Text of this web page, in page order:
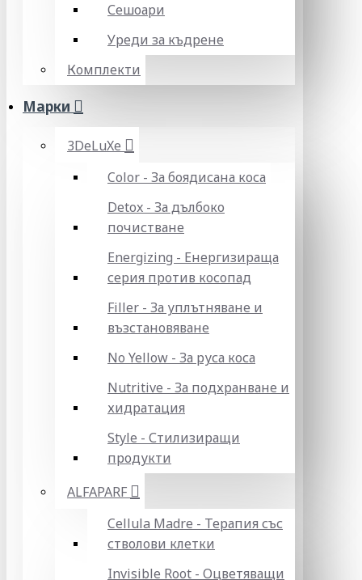
Сешоари
Уреди за къдрене
Комплекти
Марки
3DeLuXe
Color - За боядисана коса
Detox - За дълбоко
почистване
Energizing - Енергизираща
серия против косопад
Filler - За уплътняване и
възстановяване
No Yellow - За руса коса
Nutritive - За подхранване и
хидратация
Style - Стилизиращи
продукти
ALFAPARF
Cellula Madre - Терапия със
стволови клетки
Invisible Root - Оцветяващи